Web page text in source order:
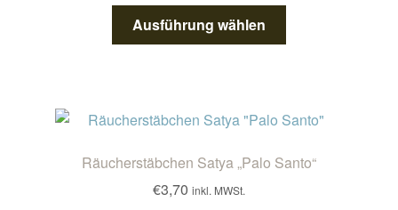
bis
€15,00
Ausführung wählen
auf.
Optionen
Räucherstäbchen Satya „Palo Santo“
€3,70 inkl. MWSt.